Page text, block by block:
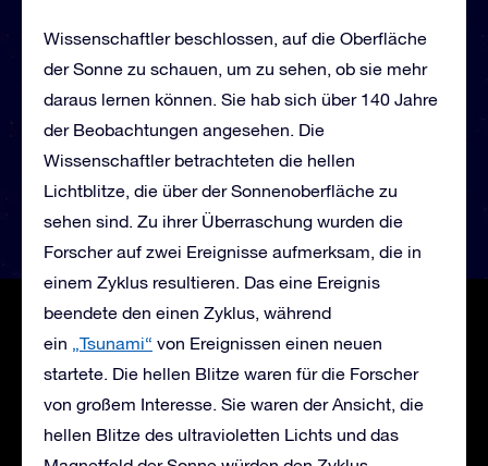
Wissenschaftler beschlossen, auf die Oberfläche
der Sonne zu schauen, um zu sehen, ob sie mehr
daraus lernen können. Sie hab sich über 140 Jahre
der Beobachtungen angesehen. Die
Wissenschaftler betrachteten die hellen
Lichtblitze, die über der Sonnenoberfläche zu
sehen sind. Zu ihrer Überraschung wurden die
Forscher auf zwei Ereignisse aufmerksam, die in
einem Zyklus resultieren. Das eine Ereignis
beendete den einen Zyklus, während
ein „Tsunami“ von Ereignissen einen neuen
startete. Die hellen Blitze waren für die Forscher
von großem Interesse. Sie waren der Ansicht, die
hellen Blitze des ultravioletten Lichts und das